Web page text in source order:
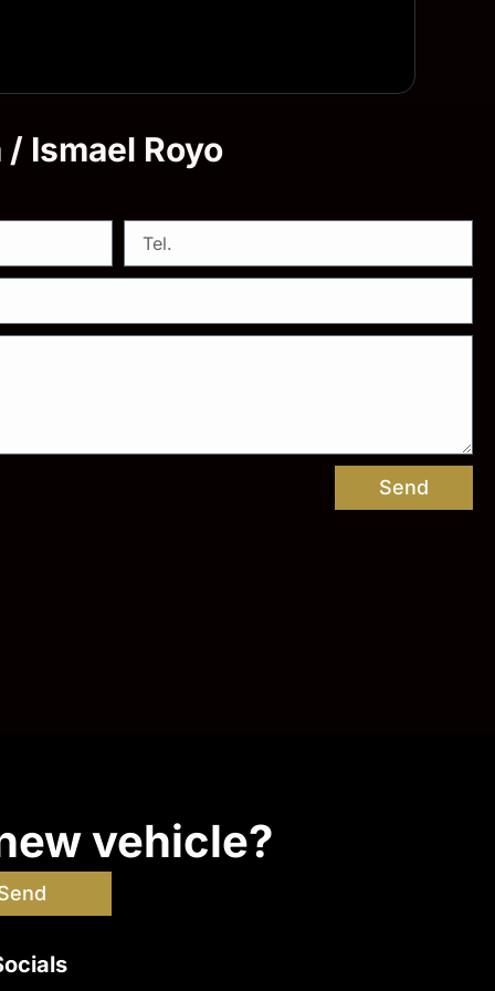
Ismael Royo
Send
vehicle?